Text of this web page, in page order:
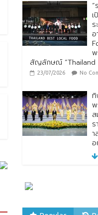
เ
อ
พ
สัญลักษณ์ “Thailand
23/07/2026 No
ทิ
พ
า
อ
No